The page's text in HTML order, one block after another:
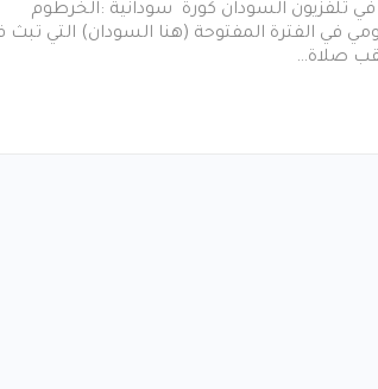
السودان كورة سودانية :الخرطوم
في الفترة المفتوحة (هنا السودان) التي تبث
صلاة…